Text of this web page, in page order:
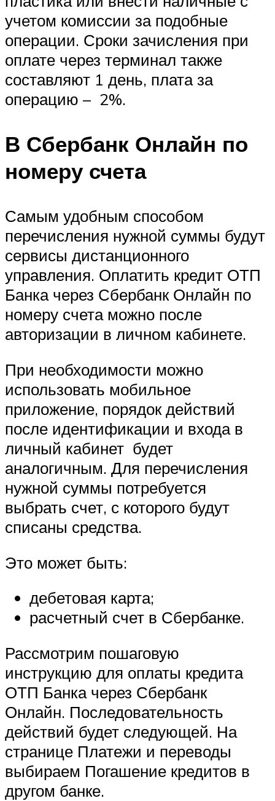
учетом комиссии за подобные
операции. Сроки зачисления при
оплате через терминал также
составляют 1 день, плата за
операцию – 2%.
В Сбербанк Онлайн по
номеру счета
Самым удобным способом
перечисления нужной суммы будут
сервисы дистанционного
управления. Оплатить кредит ОТП
Банка через Сбербанк Онлайн по
номеру счета можно после
авторизации в личном кабинете.
При необходимости можно
использовать мобильное
приложение, порядок действий
после идентификации и входа в
личный кабинет будет
аналогичным. Для перечисления
нужной суммы потребуется
выбрать счет, с которого будут
списаны средства.
Это может быть:
дебетовая карта;
расчетный счет в Сбербанке.
Рассмотрим пошаговую
инструкцию для оплаты кредита
ОТП Банка через Сбербанк
Онлайн. Последовательность
действий будет следующей. На
странице Платежи и переводы
выбираем Погашение кредитов в
другом банке.